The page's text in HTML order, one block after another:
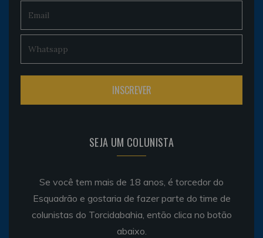
SEJA UM COLUNISTA
Se você tem mais de 18 anos, é torcedor do
Esquadrão e gostaria de fazer parte do time de
colunistas do Torcidabahia, então clica no botão
abaixo.